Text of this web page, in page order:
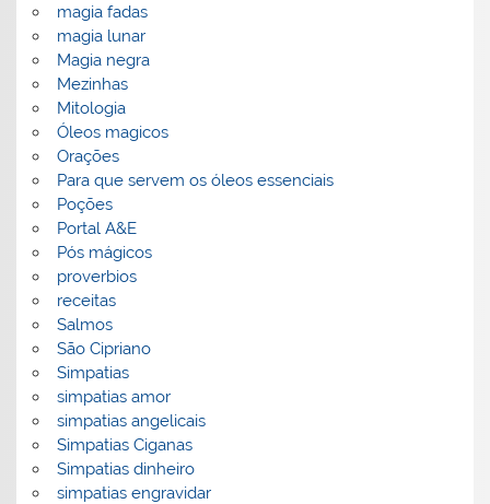
magia fadas
magia lunar
Magia negra
Mezinhas
Mitologia
Óleos magicos
Orações
Para que servem os óleos essenciais
Poções
Portal A&E
Pós mágicos
proverbios
receitas
Salmos
São Cipriano
Simpatias
simpatias amor
simpatias angelicais
Simpatias Ciganas
Simpatias dinheiro
simpatias engravidar